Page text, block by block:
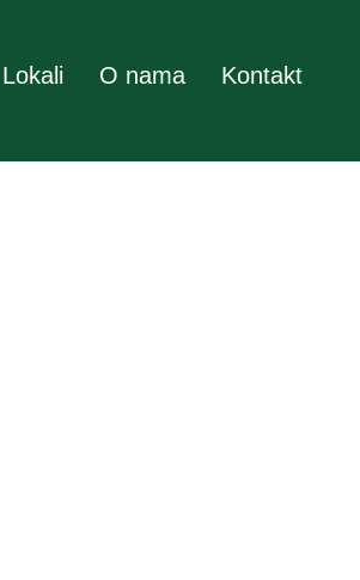
Lokali O nama Kontakt